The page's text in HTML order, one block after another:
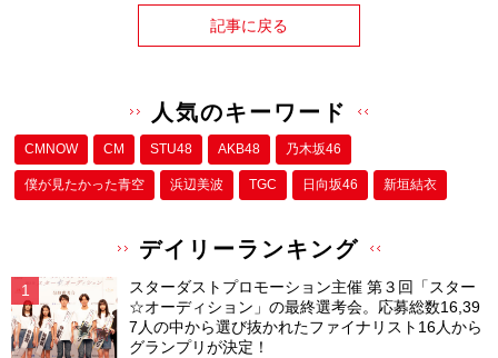
記事に戻る
人気のキーワード
CMNOW CM STU48 AKB48 乃木坂46
僕が⾒たかった⻘空 浜辺美波 TGC 日向坂46 新垣結衣
デイリーランキング
スターダストプロモーション主催 第３回「スター
☆オーディション」の最終選考会。応募総数16,39
7人の中から選び抜かれたファイナリスト16人から
グランプリが決定！